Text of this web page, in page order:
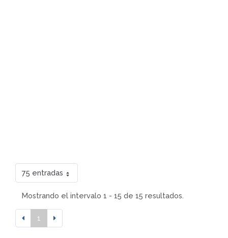
75 entradas
Mostrando el intervalo 1 - 15 de 15 resultados.
1